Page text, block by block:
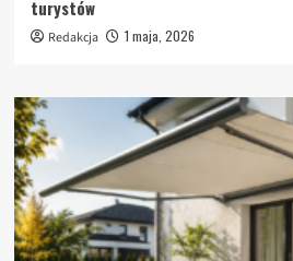
turystów
Redakcja 1 maja, 2026